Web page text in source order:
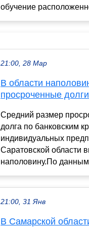
обучение
21:00, 28 Мар
В области
просроченные
Средний размер
долга по банковским
индивидуальных
Саратовской области
наполовину.По данным
21:00, 31 Янв
В Самарской